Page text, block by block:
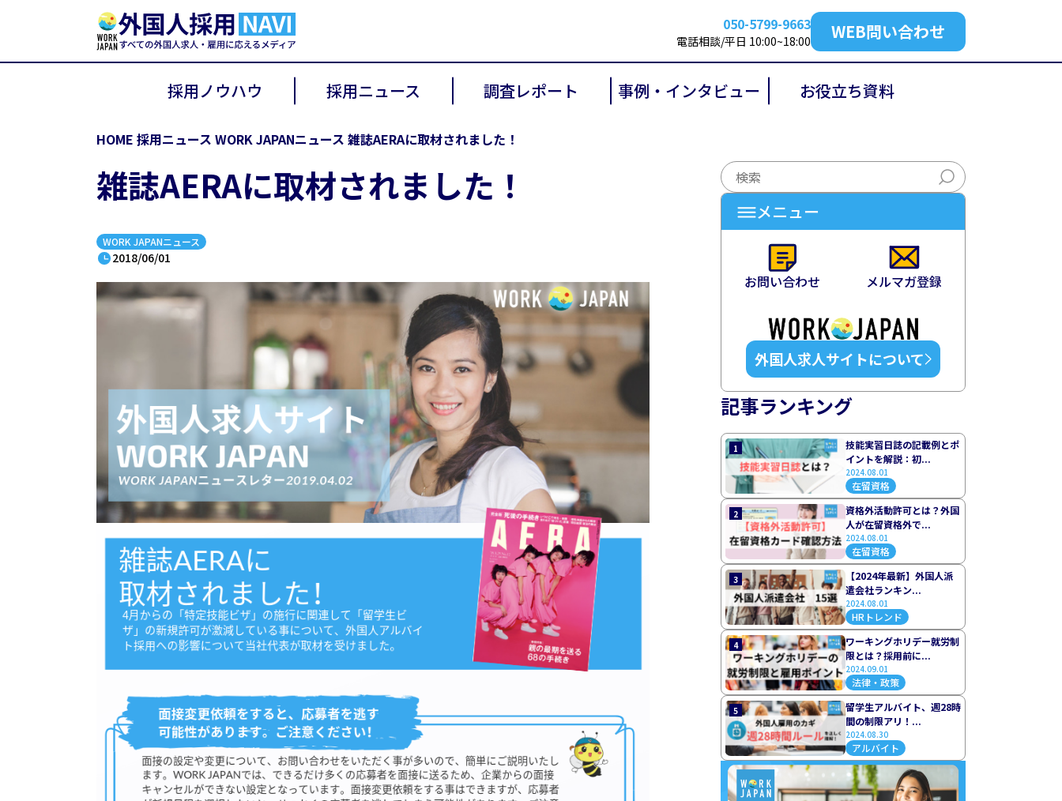
050-5799-9663
電話相談/平日 10:00~18:00 WEB問い合わせ
採用ノウハウ
特定技能
人材会社
採用ニュース
WORK JAPAN ニュース
調査レポート 事例・インタビュー お役立ち資料
HOME 採用ニュース WORK JAPANニュース 雑誌AERAに取材されました！
雑誌AERAに取材されました！
WORK JAPANニュース
2018/06/01
メニュー
お問い合わせ メルマガ登録
外国人求人サイトについて
記事ランキング
1
技能実習日誌の記載例とポ
イントを解説：初...
2024.08.01
在留資格
2
資格外活動許可とは？外国
人が在留資格外で...
2024.08.01
在留資格
3
【2024年最新】外国人派
遣会社ランキン...
2024.08.01
HRトレンド
4
ワーキングホリデー就労制
限とは？採用前に...
2024.09.01
法律・政策
5
留学生アルバイト、週28時
間の制限アリ！...
2024.08.30
アルバイト